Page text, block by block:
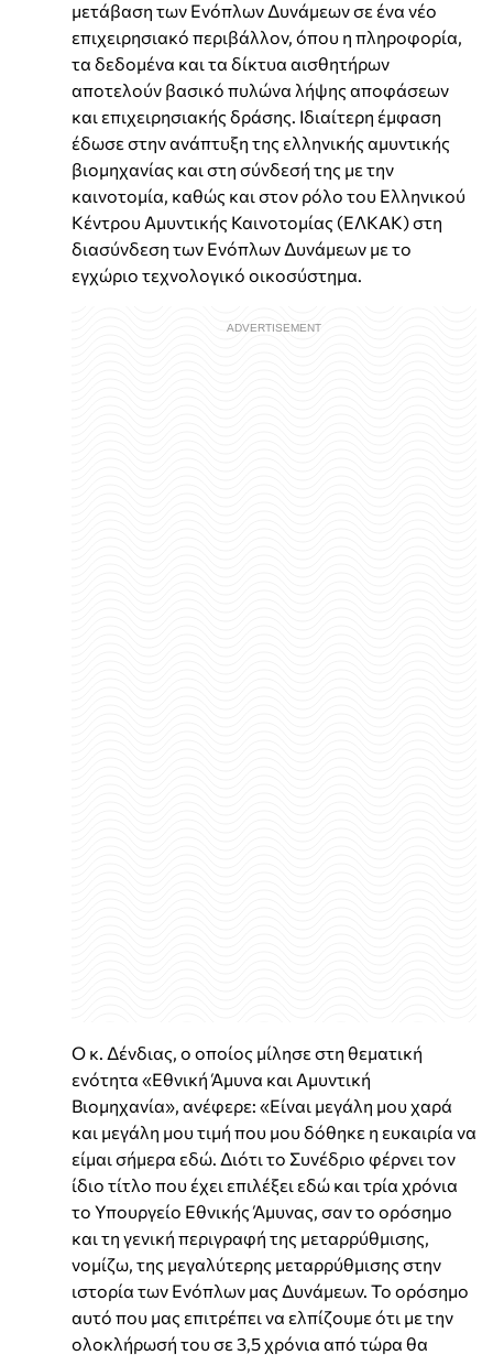
μετάβαση των Ενόπλων Δυνάμεων σε ένα νέο
επιχειρησιακό περιβάλλον, όπου η πληροφορία,
τα δεδομένα και τα δίκτυα αισθητήρων
αποτελούν βασικό πυλώνα λήψης αποφάσεων
και επιχειρησιακής δράσης. Ιδιαίτερη έμφαση
έδωσε στην ανάπτυξη της ελληνικής αμυντικής
βιομηχανίας και στη σύνδεσή της με την
καινοτομία, καθώς και στον ρόλο του Ελληνικού
Κέντρου Αμυντικής Καινοτομίας (ΕΛΚΑΚ) στη
διασύνδεση των Ενόπλων Δυνάμεων με το
εγχώριο τεχνολογικό οικοσύστημα.
Ο κ. Δένδιας, ο οποίος μίλησε στη θεματική
ενότητα «Εθνική Άμυνα και Αμυντική
Βιομηχανία», ανέφερε: «Είναι μεγάλη μου χαρά
και μεγάλη μου τιμή που μου δόθηκε η ευκαιρία να
είμαι σήμερα εδώ. Διότι το Συνέδριο φέρνει τον
ίδιο τίτλο που έχει επιλέξει εδώ και τρία χρόνια
το Υπουργείο Εθνικής Άμυνας, σαν το ορόσημο
και τη γενική περιγραφή της μεταρρύθμισης,
νομίζω, της μεγαλύτερης μεταρρύθμισης στην
ιστορία των Ενόπλων μας Δυνάμεων. Το ορόσημο
αυτό που μας επιτρέπει να ελπίζουμε ότι με την
ολοκλήρωσή του σε 3,5 χρόνια από τώρα θα